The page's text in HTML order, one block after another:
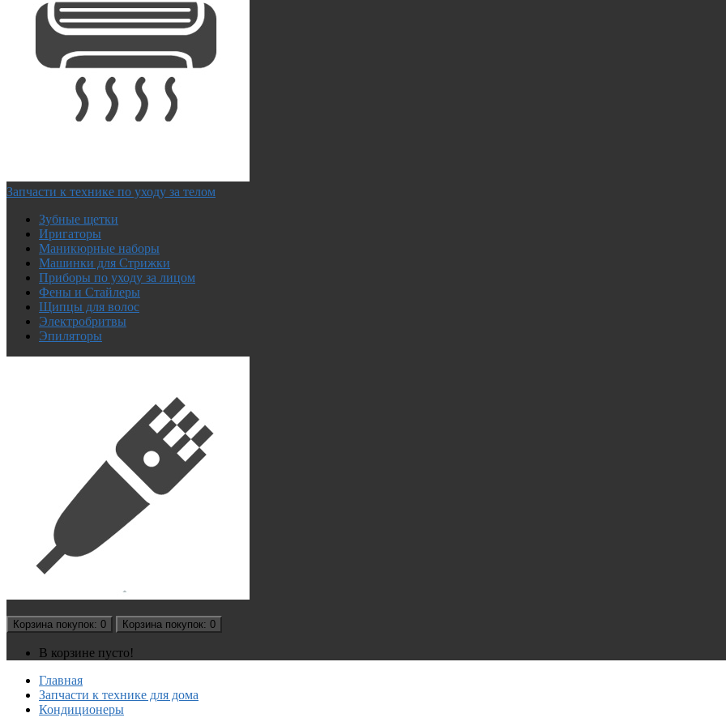
Запчасти к технике по уходу за телом
Зубные щетки
Иригаторы
Маникюрные наборы
Машинки для Стрижки
Приборы по уходу за лицом
Фены и Стайлеры
Щипцы для волос
Электробритвы
Эпиляторы
Корзина покупок: 0 Корзина покупок: 0
В корзине пусто!
Главная
Запчасти к технике для дома
Кондиционеры